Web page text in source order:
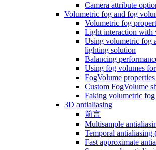
Camera attribute
Volumetric fog and fog
Volumetric fog
Light interaction with
Using volumetric fog
lighting solution
Balancing
Using fog volumes
FogVolume properties
Custom FogVolume
Faking volumetric fog
3D antialiasing
前言
Multisample
Temporal
Fast approximate